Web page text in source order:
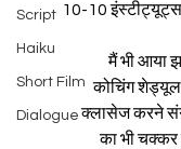
Script
Haiku
Short Film
Dialogue
10-10
मैं भी आया
कोचिंग शेड्यूल
क्लासेज करने
का भी चक्कर